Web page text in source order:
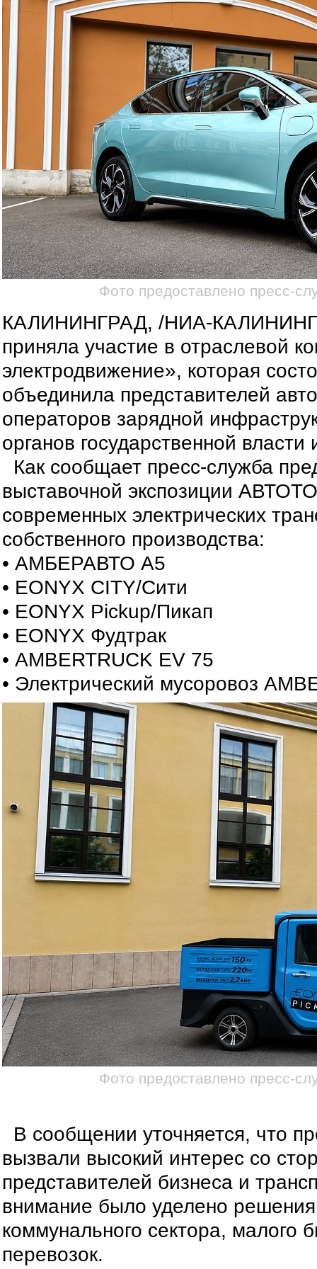
Фото предоставлено пресс-
КАЛИНИНГРАД, /НИА-
приняла участие в отраслевой
электродвижение», которая
объединила представителей
операторов зарядной
органов государственной
Как сообщает пресс-служба
выставочной экспозиции
современных электрических
собственного производства:
• АМБЕРАВТО А5
• EONYX CITY/Сити
• EONYX Pickup/Пикап
• EONYX Фудтрак
• AMBERTRUCK EV 75
• Электрический мусоровоз
Фото предоставлено пресс-
В сообщении уточняется, что
вызвали высокий интерес со
представителей бизнеса и
внимание было уделено
коммунального сектора, малого
перевозок.